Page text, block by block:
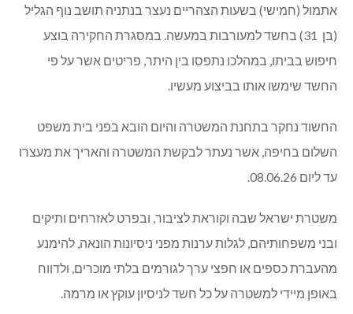
אתמול (חמישי) בשעות הצהריים נעצר בנתניה תושב נוף הגליל
(בן 31) בחשד למעורבות במעשה. במסגרת החקירה בוצע
חיפוש בביתו, במהלכו נתפסו בין היתר, פריטים אשר על פי
החשד שימשו אותו בביצוע מעשיו.
החשוד נחקר בתחנת המשטרה והיום הובא בפני בית משפט
השלום בחיפה, אשר נעתר לבקשת המשטרה והאריך את מעצרו
עד ליום 08.06.26.
משטרת ישראל שבה וקוראת לציבור, ובפרט לאזרחים ותיקים
ובני משפחותיהם, לגלות ערנות מפני ניסיונות הונאה, להימנע
מהעברת כספים או חפצי ערך לגורמים בלתי מוכרים, ולדווח
באופן מיידי למשטרה על כל חשד לניסיון עוקץ או מרמה.